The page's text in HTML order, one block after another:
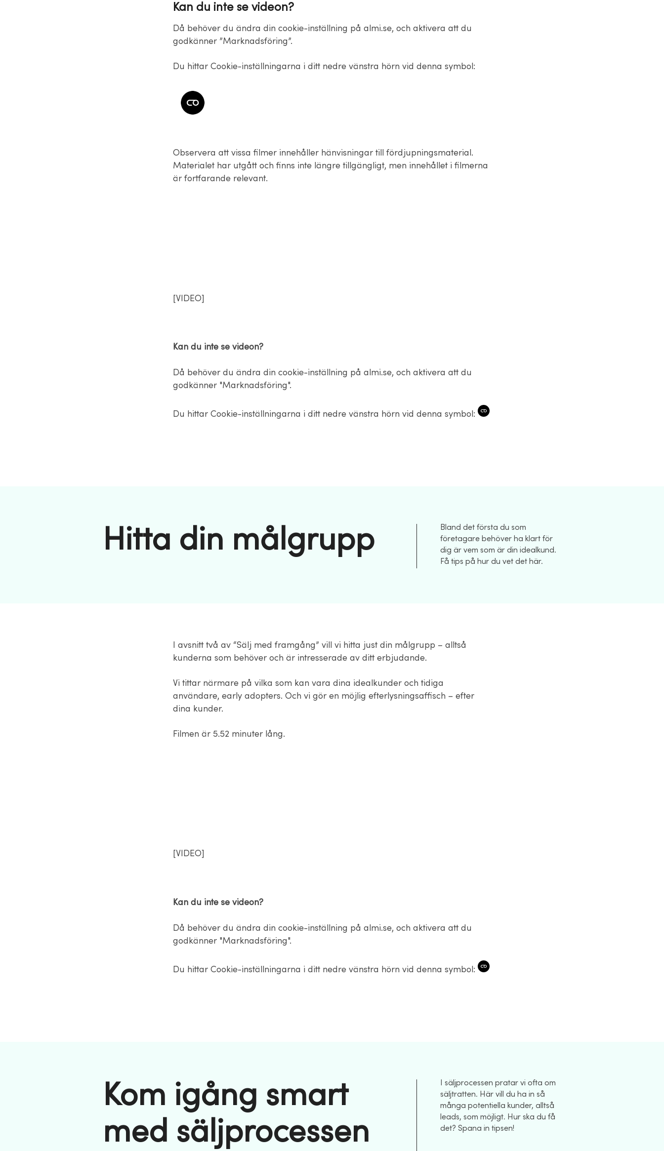
Kan du inte se videon?
Då behöver du ändra din cookie-inställning på almi.se, och aktivera att du
godkänner ”Marknadsföring”.
Du hittar Cookie-inställningarna i ditt nedre vänstra hörn vid denna symbol:
Observera att vissa filmer innehåller hänvisningar till fördjupningsmaterial.
Materialet har utgått och finns inte längre tillgängligt, men innehållet i filmerna
är fortfarande relevant.
[VIDEO]
Kan du inte se videon?
Då behöver du ändra din cookie-inställning på almi.se, och aktivera att du
godkänner "Marknadsföring".
Du hittar Cookie-inställningarna i ditt nedre vänstra hörn vid denna symbol:
Hitta din målgrupp
Bland det första du som
företagare behöver ha klart för
dig är vem som är din idealkund.
Få tips på hur du vet det här.
I avsnitt två av “Sälj med framgång” vill vi hitta just din målgrupp – alltså
kunderna som behöver och är intresserade av ditt erbjudande.
Vi tittar närmare på vilka som kan vara dina idealkunder och tidiga
användare, early adopters. Och vi gör en möjlig efterlysningsaffisch – efter
dina kunder.
Filmen är 5.52 minuter lång.
[VIDEO]
Kan du inte se videon?
Då behöver du ändra din cookie-inställning på almi.se, och aktivera att du
godkänner "Marknadsföring".
Du hittar Cookie-inställningarna i ditt nedre vänstra hörn vid denna symbol:
Kom igång smart
med säljprocessen
I säljprocessen pratar vi ofta om
säljtratten. Här vill du ha in så
många potentiella kunder, alltså
leads, som möjligt. Hur ska du få
det? Spana in tipsen!